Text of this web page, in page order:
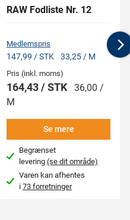
RAW Fodliste Nr. 12
Medlemspris
147,99 / STK 33,25 / M
Pris (inkl. moms)
164,43 / STK 36,00 /
M
Se mere
Begrænset
levering(se dit område)
Varen kan afhentes
i73 forretninger